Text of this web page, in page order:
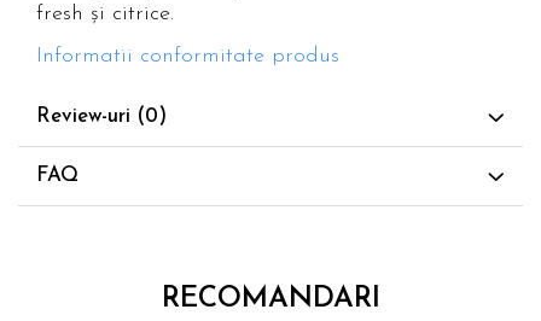
fresh și citrice.
Informatii conformitate produs
Review-uri (0)
FAQ
RECOMANDARI